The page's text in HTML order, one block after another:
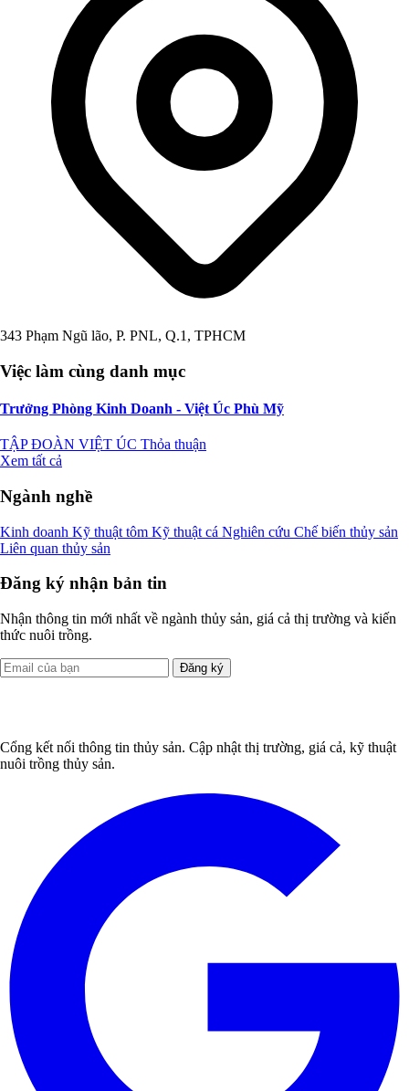
343 Phạm Ngũ lão, P. PNL, Q.1, TPHCM
Việc làm cùng danh mục
Trưởng Phòng Kinh Doanh - Việt Úc Phù Mỹ
TẬP ĐOÀN VIỆT ÚC Thỏa thuận
Xem tất cả
Ngành nghề
Kinh doanh Kỹ thuật tôm Kỹ thuật cá Nghiên cứu Chế biến thủy sản
Liên quan thủy sản
Đăng ký nhận bản tin
Nhận thông tin mới nhất về ngành thủy sản, giá cả thị trường và kiến
thức nuôi trồng.
Đăng ký
Cổng kết nối thông tin thủy sản. Cập nhật thị trường, giá cả, kỹ thuật
nuôi trồng thủy sản.